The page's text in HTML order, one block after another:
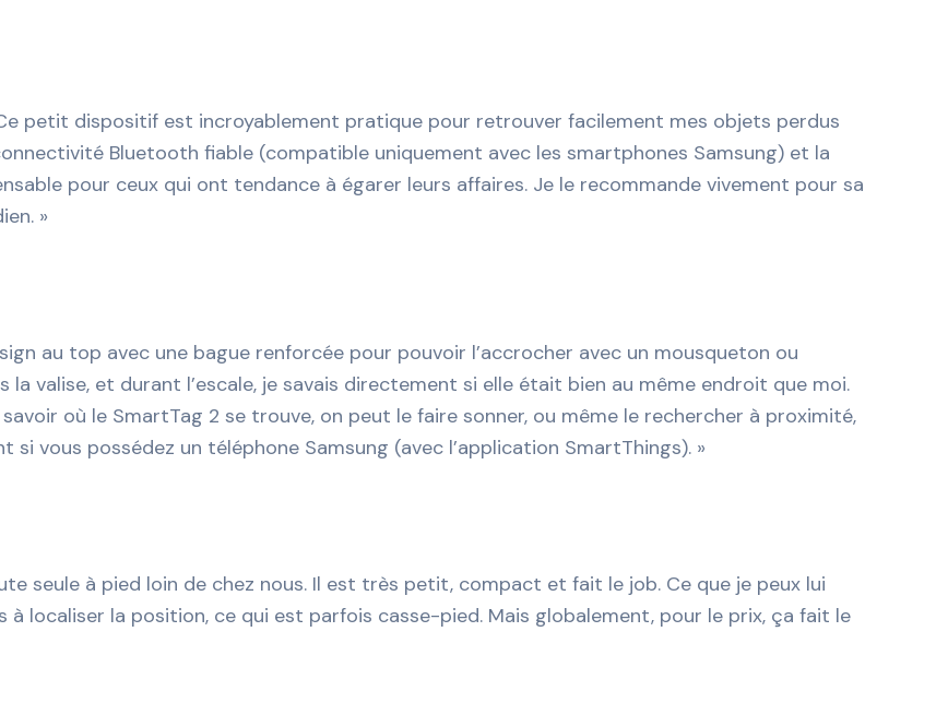
petit dispositif est incroyablement pratique pour retrouver facilement mes objets perdus
Bluetooth fiable (compatible uniquement avec les smartphones Samsung) et la
pour ceux qui ont tendance à égarer leurs affaires. Je le recommande vivement pour sa
»
au top avec une bague renforcée pour pouvoir l’accrocher avec un mousqueton ou
la valise, et durant l’escale, je savais directement si elle était bien au même endroit que moi.
où le SmartTag 2 se trouve, on peut le faire sonner, ou même le rechercher à proximité,
vous possédez un téléphone Samsung (avec l’application SmartThings). »
seule à pied loin de chez nous. Il est très petit, compact et fait le job. Ce que je peux lui
à localiser la position, ce qui est parfois casse-pied. Mais globalement, pour le prix, ça fait le